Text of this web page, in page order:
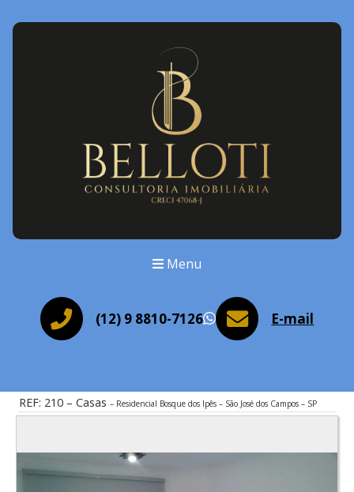
Menu
(12) 9 8810-7126 WhatsApp
E-mail
REF: 210 – Casas Residencial Bosque dos Ipês – São José dos Campos – SP